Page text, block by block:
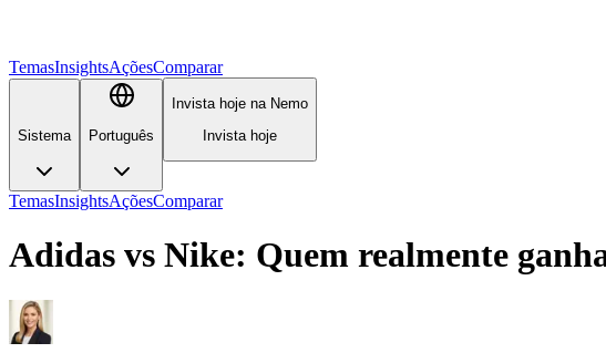
TemasInsightsAçõesComparar
Sistema Português
Invista hoje na Nemo
Invista hoje
TemasInsightsAçõesComparar
Adidas vs Nike: Quem realmente